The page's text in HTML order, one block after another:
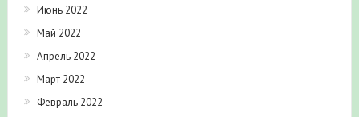
Июнь 2022
Май 2022
Апрель 2022
Март 2022
Февраль 2022